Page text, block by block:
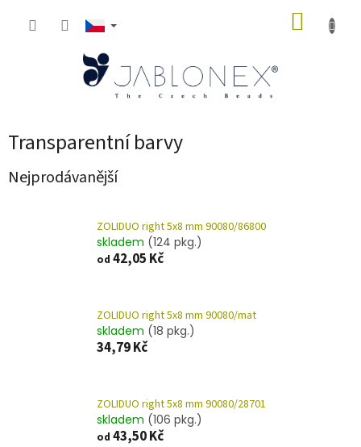
Transparentní barvy
Nejprodávanější
ZOLIDUO right 5x8 mm 90080/86800
skladem (124 pkg.)
od 42,05 Kč
ZOLIDUO right 5x8 mm 90080/mat
skladem (18 pkg.)
34,79 Kč
ZOLIDUO right 5x8 mm 90080/28701
skladem (106 pkg.)
od 43,50 Kč